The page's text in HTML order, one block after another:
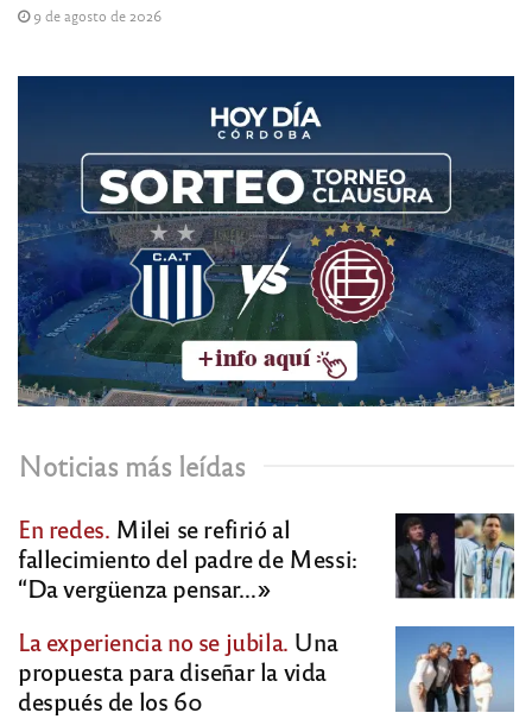
9 de agosto de 2026
Noticias más leídas
En redes. Milei se refirió al
fallecimiento del padre de Messi:
“Da vergüenza pensar…»
La experiencia no se jubila. Una
propuesta para diseñar la vida
después de los 60